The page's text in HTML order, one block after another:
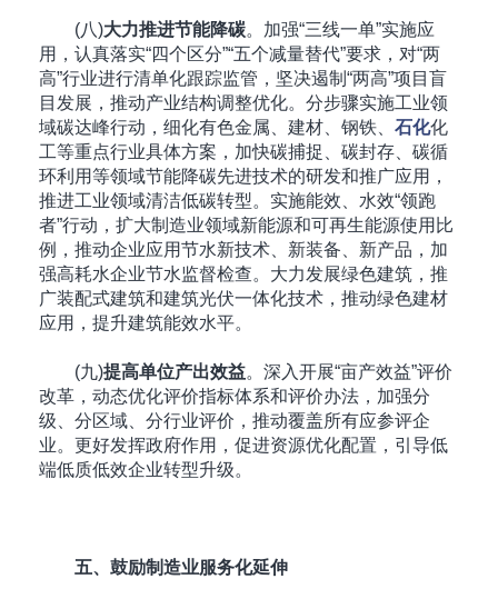
(八)大力推进节能降碳。加强“三线一单”实施应
用，认真落实“四个区分”“五个减量替代”要求，对“两
高”行业进行清单化跟踪监管，坚决遏制“两高”项目盲
目发展，推动产业结构调整优化。分步骤实施工业领
域碳达峰行动，细化有色金属、建材、钢铁、 石化化
工等重点行业具体方案，加快碳捕捉、碳封存、碳循
环利用等领域节能降碳先进技术的研发和推广应用，
推进工业领域清洁低碳转型。实施能效、水效“领跑
者”行动，扩大制造业领域新能源和可再生能源使用比
例，推动企业应用节水新技术、新装备、新产品，加
强高耗水企业节水监督检查。大力发展绿色建筑，推
广装配式建筑和建筑光伏一体化技术，推动绿色建材
应用，提升建筑能效水平。
(九)提高单位产出效益。深入开展“亩产效益”评价
改革，动态优化评价指标体系和评价办法，加强分
级、分区域、分行业评价，推动覆盖所有应参评企
业。更好发挥政府作用，促进资源优化配置，引导低
端低质低效企业转型升级。
五、鼓励制造业服务化延伸